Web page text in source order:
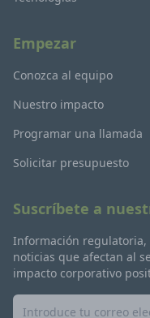
Empezar
Conozca al equipo
Nuestro impacto
Programar una llamada
Solicitar presupuesto
Suscríbete a
Información regulatoria,
noticias que afectan al
impacto corporativo